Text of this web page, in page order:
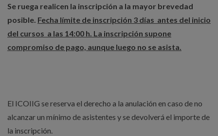
Se ruega realicen la inscripción a la mayor brevedad
posible. Fecha límite de inscripción 3 días antes del inicio
del cursos a las 14:00 h. La inscripción supone
compromiso de pago, aunque luego no se asista.
El ICOIIG se reserva el derecho a la anulación en caso de no
alcanzar un mínimo de asistentes y se devolverá el importe de
la inscripción.